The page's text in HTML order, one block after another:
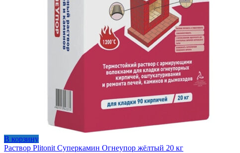
В корзину
Раствор Plitonit Суперкамин Огнеупор жёлтый 20 кг